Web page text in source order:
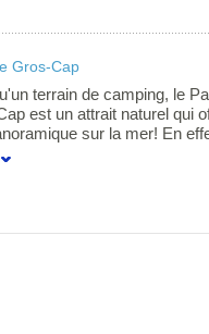
une cuisine locale de
Gros-Cap
terrain de camping, le
est un attrait naturel qui
sur la mer! En
entendre et sentir la mer
de camping. C'est aussi